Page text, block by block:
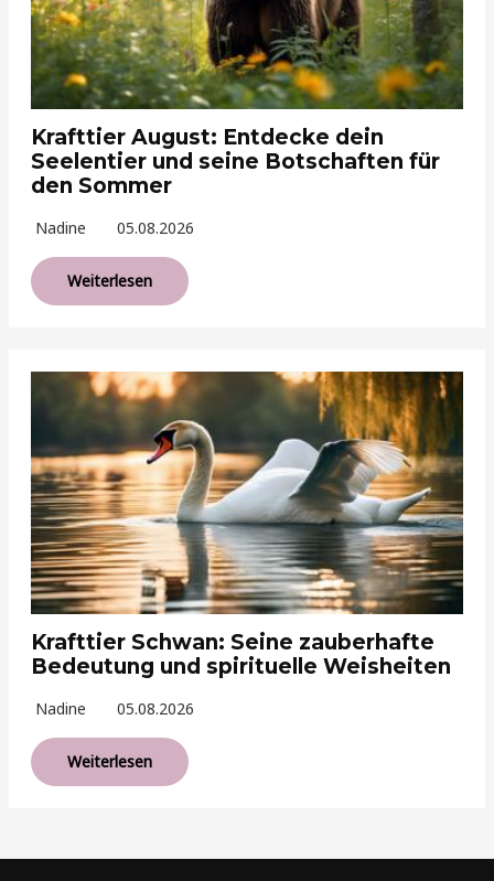
Krafttier August: Entdecke dein
Seelentier und seine Botschaften für
den Sommer
Nadine 05.08.2026
Weiterlesen
Krafttier Schwan: Seine zauberhafte
Bedeutung und spirituelle Weisheiten
Nadine 05.08.2026
Weiterlesen